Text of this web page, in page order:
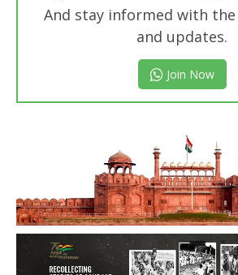
And stay informed with
and updates.
Join Now